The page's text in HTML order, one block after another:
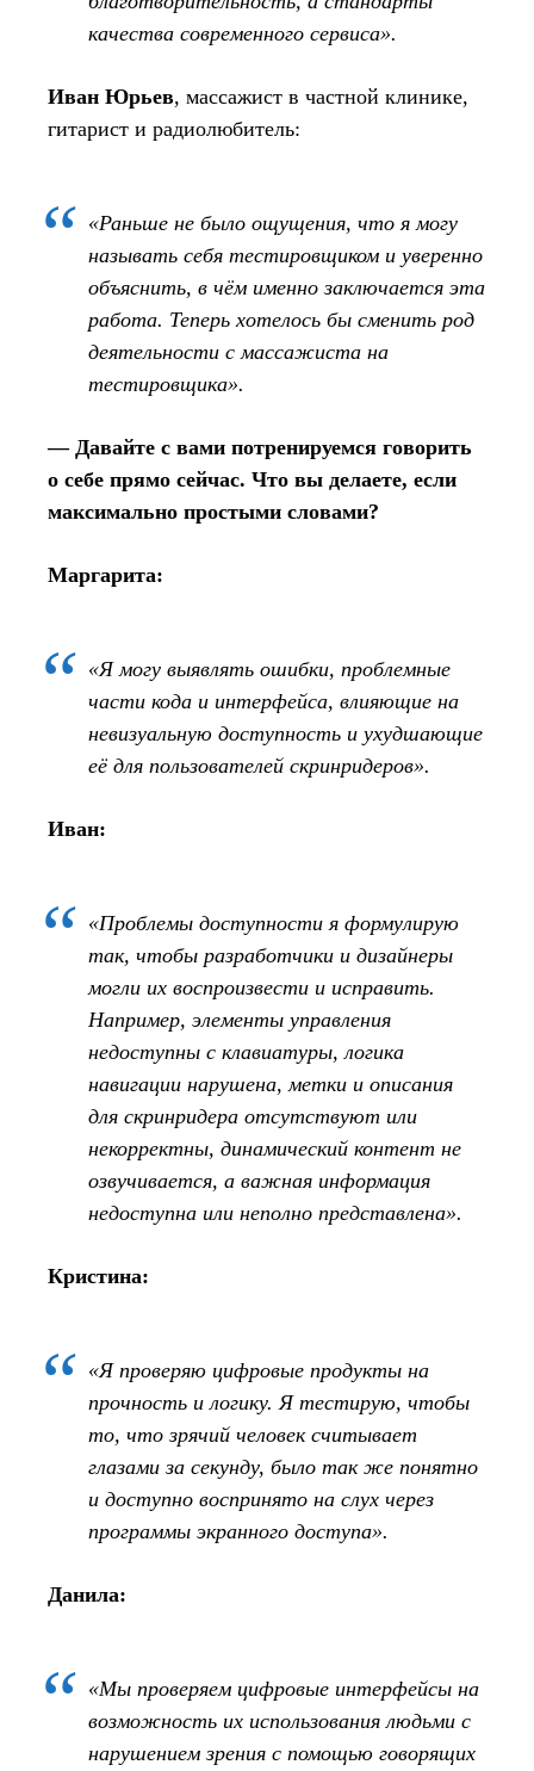
качества современного сервиса».
Иван Юрьев, массажист в частной клинике,
гитарист и радиолюбитель:
«Раньше не было ощущения, что я могу
называть себя тестировщиком и уверенно
объяснить, в чём именно заключается эта
работа. Теперь хотелось бы сменить род
деятельности с массажиста на
тестировщика».
— Давайте с вами потренируемся говорить
о себе прямо сейчас. Что вы делаете, если
максимально простыми словами?
Маргарита:
«Я могу выявлять ошибки, проблемные
части кода и интерфейса, влияющие на
невизуальную доступность и ухудшающие
её для пользователей скринридеров».
Иван:
«Проблемы доступности я формулирую
так, чтобы разработчики и дизайнеры
могли их воспроизвести и исправить.
Например, элементы управления
недоступны с клавиатуры, логика
навигации нарушена, метки и описания
для скринридера отсутствуют или
некорректны, динамический контент не
озвучивается, а важная информация
недоступна или неполно представлена».
Кристина:
«Я проверяю цифровые продукты на
прочность и логику. Я тестирую, чтобы
то, что зрячий человек считывает
глазами за секунду, было так же понятно
и доступно воспринято на слух через
программы экранного доступа».
Данила:
«Мы проверяем цифровые интерфейсы на
возможность их использования людьми с
нарушением зрения с помощью говорящих